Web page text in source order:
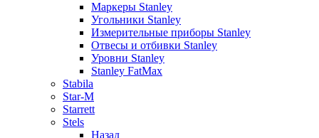
Маркеры Stanley
Угольники Stanley
Измерительные приборы Stanley
Отвесы и отбивки Stanley
Уровни Stanley
Stanley FatMax
Stabila
Star-M
Starrett
Stels
Назад